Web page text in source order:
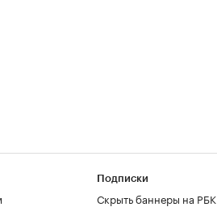
Подписки
Скрыть баннеры на РБК